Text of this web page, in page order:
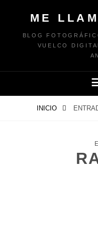
contenido
ME
BLOG
VUELCO
INICIO